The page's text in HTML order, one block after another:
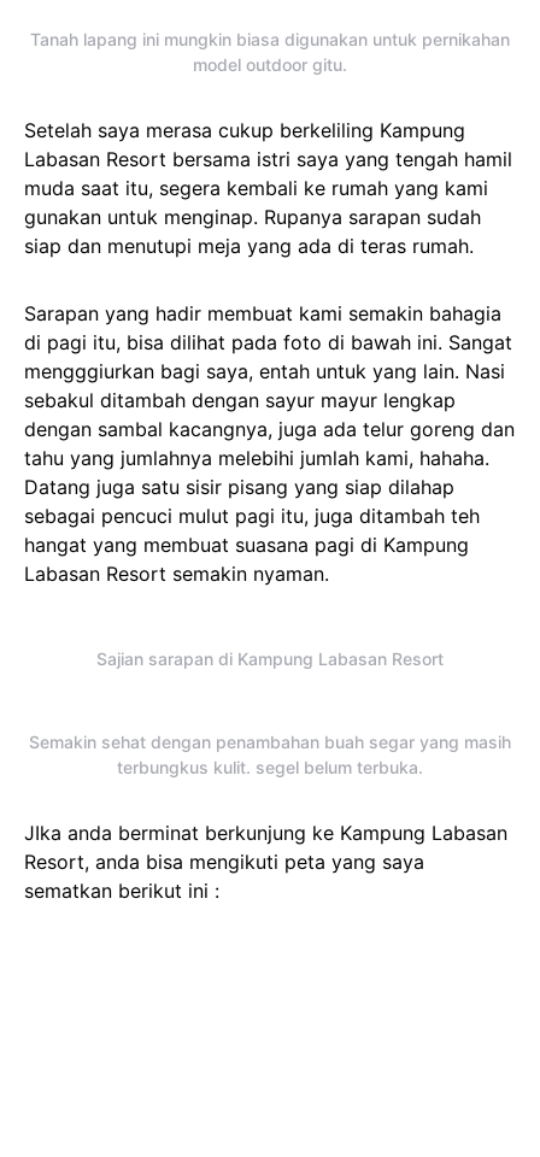
Tanah lapang ini mungkin biasa digunakan untuk pernikahan
model outdoor gitu.
Setelah saya merasa cukup berkeliling Kampung
Labasan Resort bersama istri saya yang tengah hamil
muda saat itu, segera kembali ke rumah yang kami
gunakan untuk menginap. Rupanya sarapan sudah
siap dan menutupi meja yang ada di teras rumah.
Sarapan yang hadir membuat kami semakin bahagia
di pagi itu, bisa dilihat pada foto di bawah ini. Sangat
mengggiurkan bagi saya, entah untuk yang lain. Nasi
sebakul ditambah dengan sayur mayur lengkap
dengan sambal kacangnya, juga ada telur goreng dan
tahu yang jumlahnya melebihi jumlah kami, hahaha.
Datang juga satu sisir pisang yang siap dilahap
sebagai pencuci mulut pagi itu, juga ditambah teh
hangat yang membuat suasana pagi di Kampung
Labasan Resort semakin nyaman.
Sajian sarapan di Kampung Labasan Resort
Semakin sehat dengan penambahan buah segar yang masih
terbungkus kulit. segel belum terbuka.
JIka anda berminat berkunjung ke Kampung Labasan
Resort, anda bisa mengikuti peta yang saya
sematkan berikut ini :